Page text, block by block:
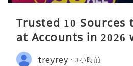
Trusted 10 Sources
at Accounts in 2026
treyrey 3小時前